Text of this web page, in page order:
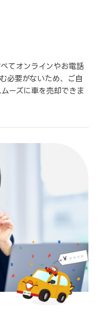
てオンラインやお電話
必要がないため、ご自
ーズに車を売却できま